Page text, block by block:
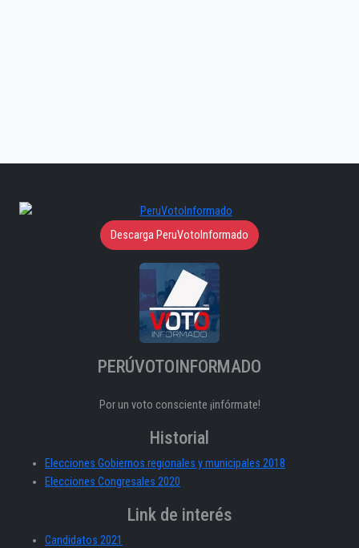
Descarga PeruVotoInformado
PERÚVOTOINFORMADO
Por un voto consciente ¡infórmate!
Historial
Elecciones Gobiernos regionales y municipales 2018
Elecciones Congresales 2020
Link de interés
Candidatos 2021